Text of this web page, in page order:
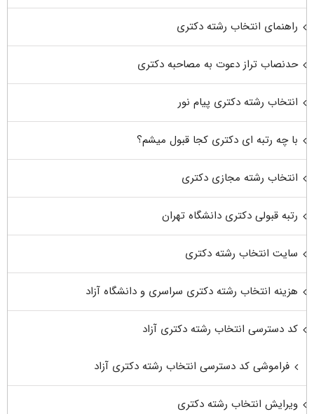
راهنمای انتخاب رشته دکتری
حدنصاب تراز دعوت به مصاحبه دکتری
انتخاب رشته دکتری پیام نور
با چه رتبه ای دکتری کجا قبول میشم؟
انتخاب رشته مجازی دکتری
رتبه قبولی دکتری دانشگاه تهران
سایت انتخاب رشته دکتری
هزینه انتخاب رشته دکتری سراسری و دانشگاه آزاد
کد دسترسی انتخاب رشته دکتری آزاد
فراموشی کد دسترسی انتخاب رشته دکتری آزاد
ویرایش انتخاب رشته دکتری